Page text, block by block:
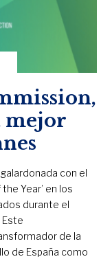
mejor
con el
Year’ en los
durante el
Este
de la
de España como